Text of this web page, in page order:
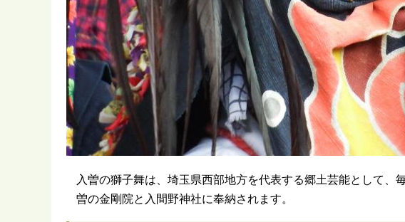
入曽の獅子舞は、埼玉県西部地方を代表する郷土芸能として、
曽の金剛院と入間野神社に奉納されます。